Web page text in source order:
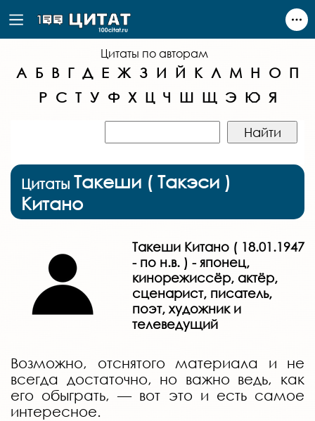
Цитаты по авторам
А Б В Г Д Е Ж З И Й К Л М Н О П
Р С Т У Ф Х Ц Ч Ш Щ Э Ю Я
Цитаты Такеши ( Такэси )
Китано
Такеши Китано ( 18.01.1947
- по н.в. ) - японец,
кинорежиссёр, актёр,
сценарист, писатель,
поэт, художник и
телеведущий
Возможно, отснятого материала и не
всегда достаточно, но важно ведь, как
его обыграть, — вот это и есть самое
интересное.